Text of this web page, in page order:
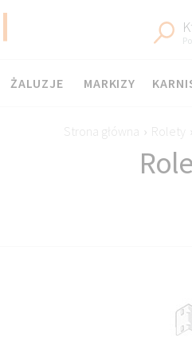
ŻALUZJE MARKIZY
Strona główna › Rolety